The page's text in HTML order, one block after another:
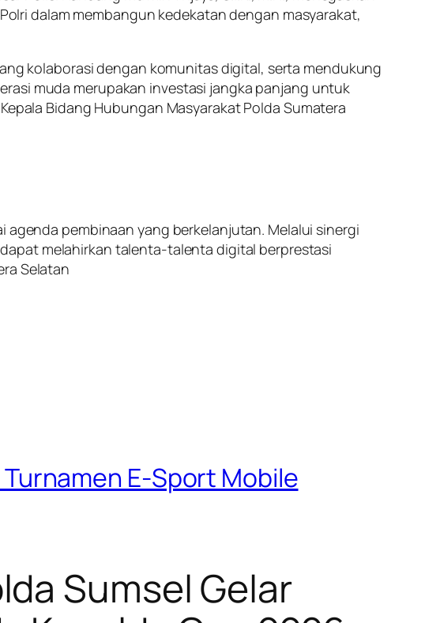
dalam membangun kedekatan dengan masyarakat,
kolaborasi dengan komunitas digital, serta mendukung
muda merupakan investasi jangka panjang untuk
Bidang Hubungan Masyarakat Polda Sumatera
pembinaan yang berkelanjutan. Melalui sinergi
melahirkan talenta-talenta digital berprestasi
Selatan
E-Sport Mobile
Sumsel Gelar